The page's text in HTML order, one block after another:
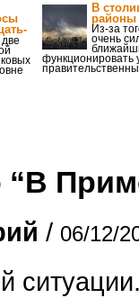
две
В
районы
Из-за
очень
функционировать
/ 06/12/